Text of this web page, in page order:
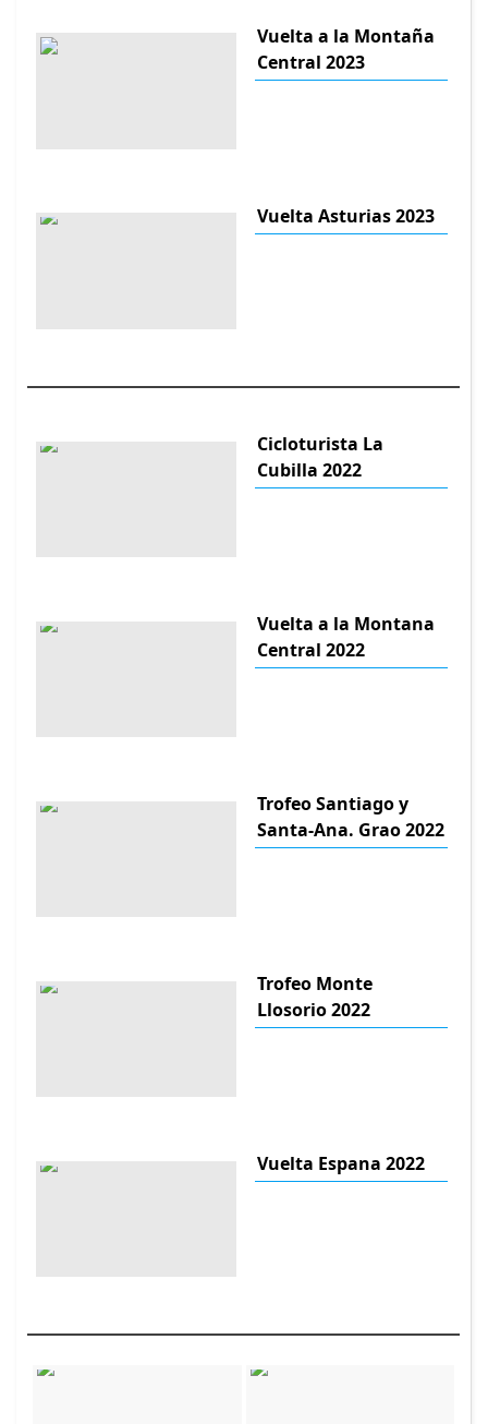
Vuelta a la Montaña
Central 2023
Vuelta Asturias 2023
Cicloturista La
Cubilla 2022
Vuelta a la Montana
Central 2022
Trofeo Santiago y
Santa-Ana. Grao 2022
Trofeo Monte
Llosorio 2022
Vuelta Espana 2022